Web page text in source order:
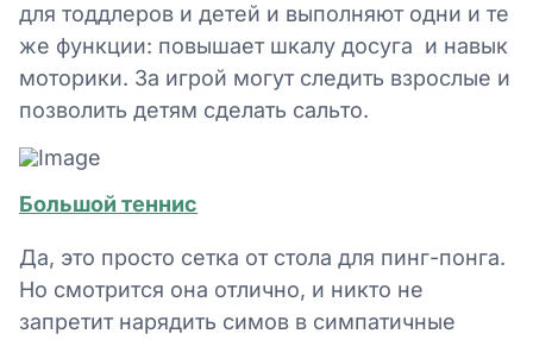
для тоддлеров и детей и выполняют одни и те
же функции: повышает шкалу досуга и навык
моторики. За игрой могут следить взрослые и
позволить детям сделать сальто.
Большой теннис
Да, это просто сетка от стола для пинг-понга.
Но смотрится она отлично, и никто не
запретит нарядить симов в симпатичные